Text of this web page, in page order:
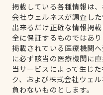
掲載している各種情報は
会社ウェルネスが調査し
出来るだけ正確な情報掲
全に保証するものではあり
掲載されている医療機関
に必ず該当の医療機関に直
当サービスによって生じ
ク、および株式会社ウェ
負わないものとします。